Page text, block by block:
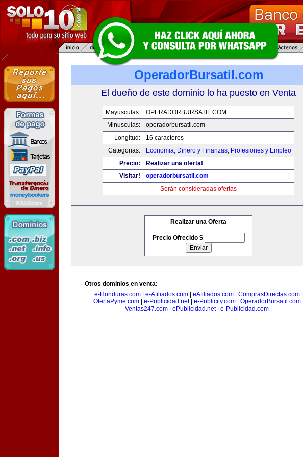
OperadorBursatil.com
El dueño de este dominio lo ha puesto en Venta
Mayusculas:
OPERADORBURSATIL.COM
Minusculas:
operadorbursatil.com
Longitud:
16 caracteres
Categorias:
Economia, Dinero y Finanzas, Profesiones y Empleo
Precio:
Realizar una oferta!
Visitar!
operadorbursatil.com
Serán consideradas ofertas
Realizar una Oferta
Precio Ofrecido $
Otros dominios en venta:
e-Honduras.com| e-Afiliados.com| eAfiliados.com| ComprasDirectas.com|
OfertaPyme.com| e-Publicidad.net| e-Publicity.com| OperadorBursatil.com|
Ventas247.com
ePublicidad.net| e-Publicidad.com